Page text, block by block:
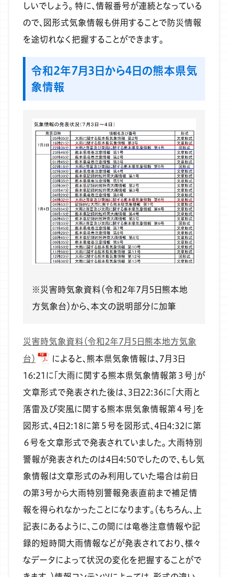
しいでしょう。 特に、情報番号が連続となっている
ので、図形式気象情報も併用することで防災情報
を途切れなく把握することができます。
令和2年7月3日から4日の熊本県気
象情報
※災害時気象資料（令和2年7月5日熊本地
方気象台）から、本文の説明部分に加筆
災害時気象資料（令和2年7月5日熊本地方気象
台）
によると、熊本県気象情報は、7月3日
16:21に「大雨に関する熊本県気象情報第３号」が
文章形式で発表された後は、3日22:36に「大雨と
落雷及び突風に関する熊本県気象情報第４号」を
図形式、4日2:18に第５号を図形式、4日4:32に第
６号を文章形式で発表されていました。 大雨特別
警報が発表されたのは4日4:50でしたので、もし気
象情報は文章形式のみ利用していた場合は前日
の第3号から大雨特別警報発表直前まで補足情
報を得られなかったことになります。（もちろん、上
記表にあるように、この間には竜巻注意情報や記
録的短時間大雨情報などが発表されており、様々
なデータによって状況の変化を把握することがで